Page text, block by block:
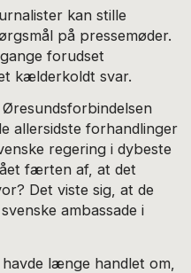
kan stille
på pressemøder.
forudset
kælderkoldt svar.
allersidste forhandlinger
regering i dybeste
færten af, at det
Det viste sig, at de
ambassade i
længe handlet om,